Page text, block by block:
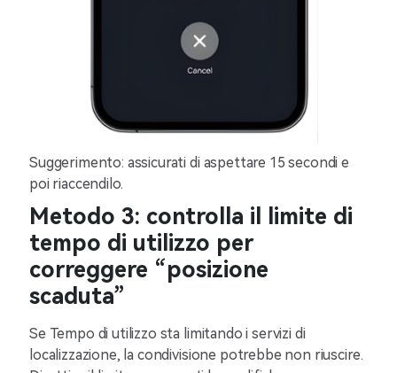
Suggerimento: assicurati di aspettare 15 secondi e
poi riaccendilo.
Metodo 3: controlla il limite di
tempo di utilizzo per
correggere “posizione
scaduta”
Se Tempo di utilizzo sta limitando i servizi di
localizzazione, la condivisione potrebbe non riuscire.